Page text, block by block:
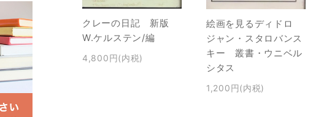
クレーの日記 新版
W.ケルステン/編
4,800円(内税)
絵画を見るディドロ
ジャン・スタロバンス
キー 叢書・ウニベル
シタス
1,200円(内税)